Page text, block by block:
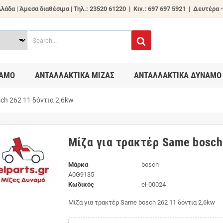
| Άμεσα διαθέσιμα |Τηλ.: 23520 61220 | Κιν.: 697 697 5921 | Δευτέρα
ΑΝΤΑΛΛΑΚΤΙΚΑ ΜΙΖΑΣ ΑΝΤΑΛΛΑΚΤΙΚΑ ΔΥΝΑΜΟ
262 11 δόντια 2,6kw
Μίζα για τρακτέρ Same
Μάρκα
bosch
A0G9135
Κωδικός
el-00024
Μίζα για τρακτέρ Same bosch 262 11 δόντια 2,6kw